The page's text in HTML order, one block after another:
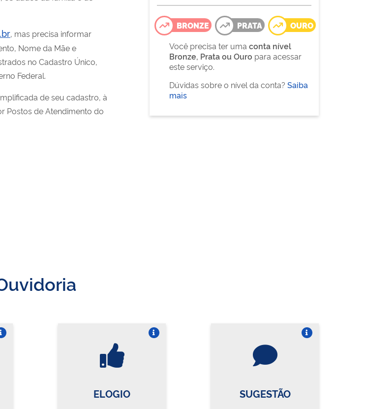
, mas precisa informar
Nome da Mãe e
no Cadastro Único,
Federal.
de seu cadastro, à
Postos de Atendimento do
BRONZE PRATA
OURO
Você precisa ter uma conta nível
Bronze, Prata ou Ouro para acessar
este serviço.
Dúvidas sobre o nível da conta? Saiba
mais
ELOGIO SUGESTÃO